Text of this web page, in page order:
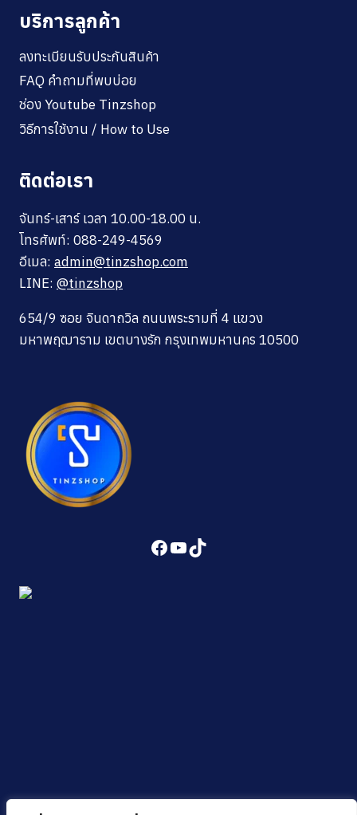
บริการลูกค้า
ลงทะเบียนรับประกันสินค้า
FAQ คำถามที่พบบ่อย
ช่อง Youtube Tinzshop
วิธีการใช้งาน / How to Use
ติดต่อเรา
จันทร์-เสาร์ เวลา 10.00-18.00 น.
โทรศัพท์: 088-249-4569
อีเมล: admin@tinzshop.com
LINE: @tinzshop
654/9 ซอย จินดาถวิล ถนนพระรามที่ 4 แขวง
มหาพฤฒาราม เขตบางรัก กรุงเทพมหานคร 10500
Facebook
YouTube
TikTok